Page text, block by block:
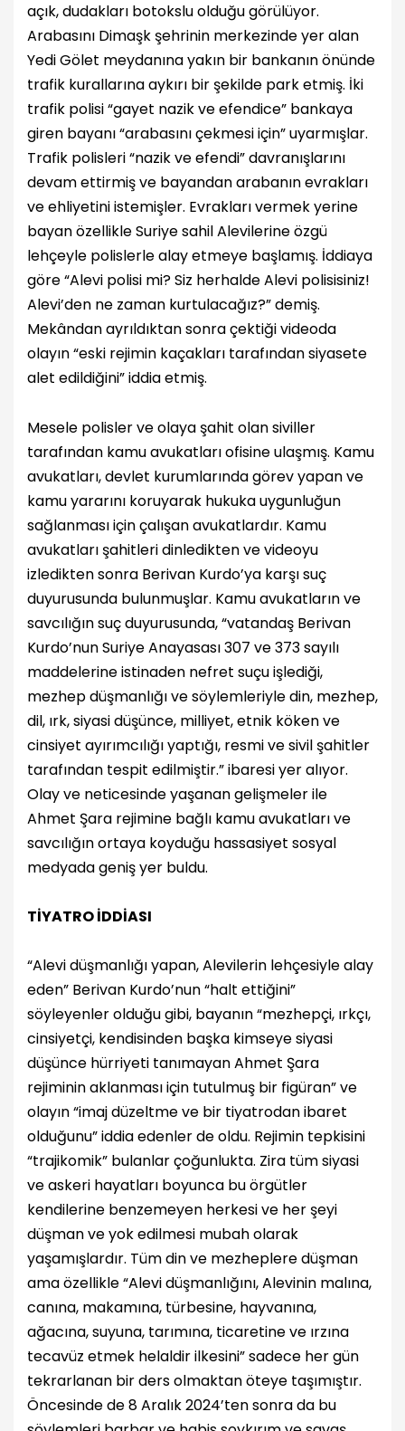
açık, dudakları botokslu olduğu görülüyor.
Arabasını Dimaşk şehrinin merkezinde yer alan
Yedi Gölet meydanına yakın bir bankanın önünde
trafik kurallarına aykırı bir şekilde park etmiş. İki
trafik polisi “gayet nazik ve efendice” bankaya
giren bayanı “arabasını çekmesi için” uyarmışlar.
Trafik polisleri “nazik ve efendi” davranışlarını
devam ettirmiş ve bayandan arabanın evrakları
ve ehliyetini istemişler. Evrakları vermek yerine
bayan özellikle Suriye sahil Alevilerine özgü
lehçeyle polislerle alay etmeye başlamış. İddiaya
göre “Alevi polisi mi? Siz herhalde Alevi polisisiniz!
Alevi’den ne zaman kurtulacağız?” demiş.
Mekândan ayrıldıktan sonra çektiği videoda
olayın “eski rejimin kaçakları tarafından siyasete
alet edildiğini” iddia etmiş.
Mesele polisler ve olaya şahit olan siviller
tarafından kamu avukatları ofisine ulaşmış. Kamu
avukatları, devlet kurumlarında görev yapan ve
kamu yararını koruyarak hukuka uygunluğun
sağlanması için çalışan avukatlardır. Kamu
avukatları şahitleri dinledikten ve videoyu
izledikten sonra Berivan Kurdo’ya karşı suç
duyurusunda bulunmuşlar. Kamu avukatların ve
savcılığın suç duyurusunda, “vatandaş Berivan
Kurdo’nun Suriye Anayasası 307 ve 373 sayılı
maddelerine istinaden nefret suçu işlediği,
mezhep düşmanlığı ve söylemleriyle din, mezhep,
dil, ırk, siyasi düşünce, milliyet, etnik köken ve
cinsiyet ayırımcılığı yaptığı, resmi ve sivil şahitler
tarafından tespit edilmiştir.” ibaresi yer alıyor.
Olay ve neticesinde yaşanan gelişmeler ile
Ahmet Şara rejimine bağlı kamu avukatları ve
savcılığın ortaya koyduğu hassasiyet sosyal
medyada geniş yer buldu.
TİYATRO İDDİASI
“Alevi düşmanlığı yapan, Alevilerin lehçesiyle alay
eden” Berivan Kurdo’nun “halt ettiğini”
söyleyenler olduğu gibi, bayanın “mezhepçi, ırkçı,
cinsiyetçi, kendisinden başka kimseye siyasi
düşünce hürriyeti tanımayan Ahmet Şara
rejiminin aklanması için tutulmuş bir figüran” ve
olayın “imaj düzeltme ve bir tiyatrodan ibaret
olduğunu” iddia edenler de oldu. Rejimin tepkisini
“trajikomik” bulanlar çoğunlukta. Zira tüm siyasi
ve askeri hayatları boyunca bu örgütler
kendilerine benzemeyen herkesi ve her şeyi
düşman ve yok edilmesi mubah olarak
yaşamışlardır. Tüm din ve mezheplere düşman
ama özellikle “Alevi düşmanlığını, Alevinin malına,
canına, makamına, türbesine, hayvanına,
ağacına, suyuna, tarımına, ticaretine ve ırzına
tecavüz etmek helaldir ilkesini” sadece her gün
tekrarlanan bir ders olmaktan öteye taşımıştır.
Öncesinde de 8 Aralık 2024’ten sonra da bu